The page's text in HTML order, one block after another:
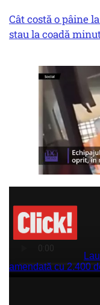
Cât costă o pâine
stau la coadă